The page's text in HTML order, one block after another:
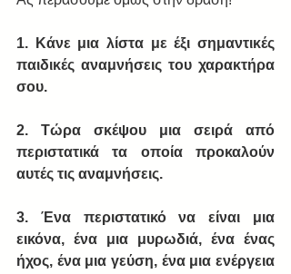
1. Κάνε μια λίστα με έξι σημαντικές
παιδικές αναμνήσεις του χαρακτήρα
σου.
2. Τώρα σκέψου μια σειρά από
περιστατικά τα οποία προκαλούν
αυτές τις αναμνήσεις.
3. Ένα περιστατικό να είναι μια
εικόνα, ένα μια μυρωδιά, ένα ένας
ήχος, ένα μια γεύση, ένα μια ενέργεια